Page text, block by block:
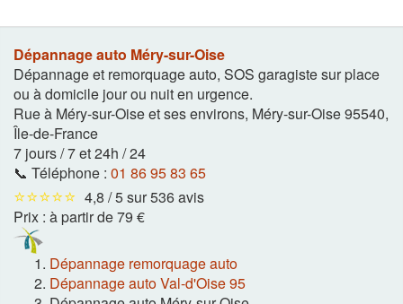
Dépannage auto Méry-sur-Oise
Dépannage et remorquage auto, SOS garagiste sur place
ou à domicile jour ou nuit en urgence.
Rue à Méry-sur-Oise et ses environs, Méry-sur-Oise95540,
Île-de-France
7 jours / 7 et 24h / 24
📞 Téléphone : 01 86 95 83 65
⭐⭐⭐⭐⭐ 4,8 / 5 sur 536 avis
Prix : à partir de 79 €
Dépannage remorquage auto
Dépannage auto Val-d'Oise 95